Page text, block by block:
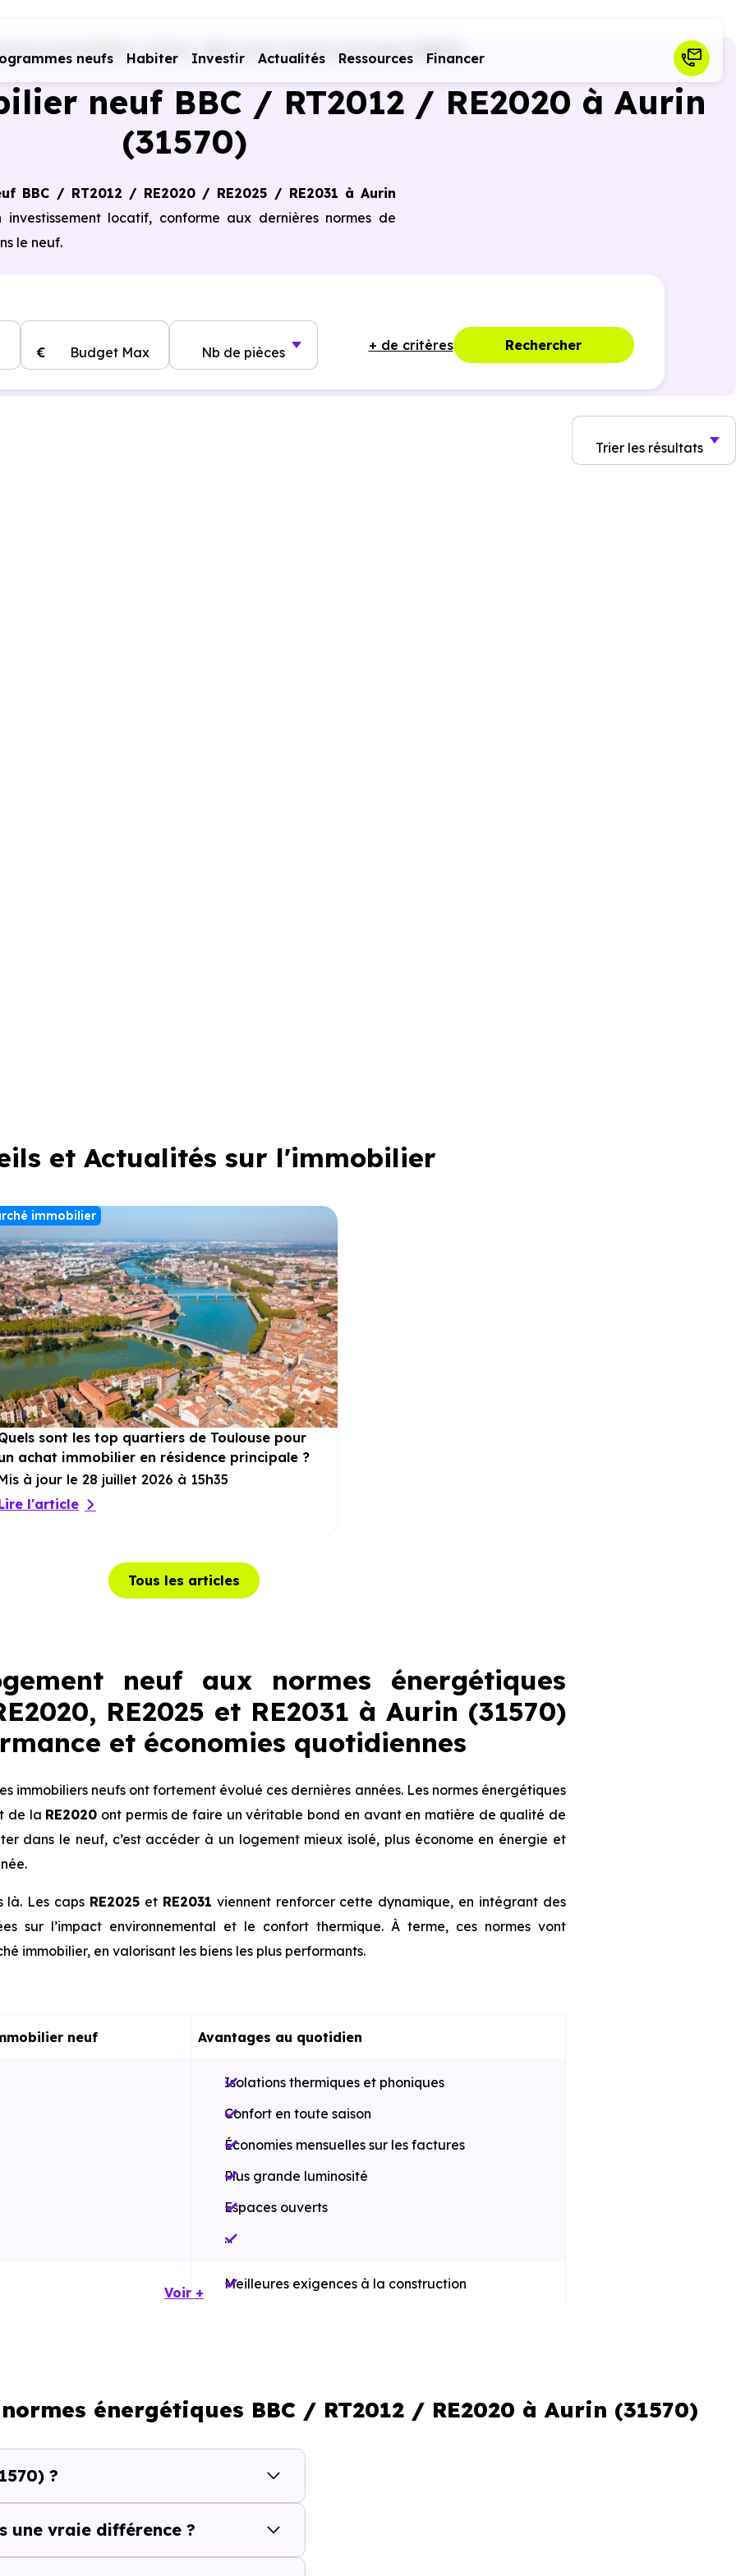
neufs Habiter Investir Actualités Ressources Financer
neufs RE2020 - RT2012 - BBC Haute-Garonne (31) Aurin (31570)
neuf BBC / RT2012 / RE2020 à Aurin
(31570)
BBC / RT2012 / RE2020 / RE2025 / RE2031 à Aurin
locatif, conforme aux dernières normes de
le neuf.
Budget Max
€ Nb de pièces + de critères Rechercher
Trier les résultats
et Actualités sur l'immobilier
immobilier
sont les top quartiers de Toulouse pour
achat immobilier en résidence principale ?
à jour le 28 juillet 2026 à 15h35
l'article
Tous les articles
neuf aux normes énergétiques
RE2025 et RE2031 à Aurin (31570)
et économies quotidiennes
immobiliers neufs ont fortement évolué ces dernières années. Les normes énergétiques
de la RE2020 ont permis de faire un véritable bond en avant en matière de qualité de
dans le neuf, c’est accéder à un logement mieux isolé, plus économe en énergie et
là. Les caps RE2025 et RE2031 viennent renforcer cette dynamique, en intégrant des
sur l’impact environnemental et le confort thermique. À terme, ces normes vont
immobilier, en valorisant les biens les plus performants.
neuf Avantages au quotidien
Isolations thermiques et phoniques
Confort en toute saison
Économies mensuelles sur les factures
Plus grande luminosité
Espaces ouverts
…
Meilleures exigences à la construction
qui se construit aussi à l’échelle locale
ne se résume pas à choisir un programme. C’est aussi comprendre les
et les opportunités du marché. Tous les logements neufs ne se valent pas, et les
Voir +
énergétiques BBC / RT2012 / RE2020 à Aurin (31570)
?
une vraie différence ?